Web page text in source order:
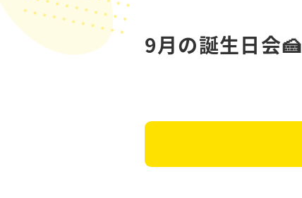
9月の誕生日会🍰